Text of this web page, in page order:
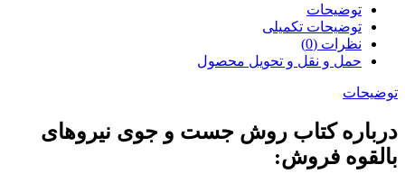
توضیحات
توضیحات تکمیلی
نظرات (0)
حمل و نقل و تحویل محصول
توضیحات
درباره کتاب روش جست و جوی نیروهای
بالقوه فروش: